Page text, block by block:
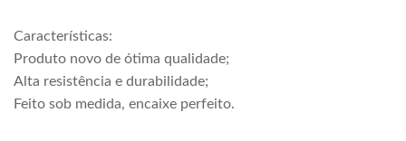
Características:
Produto novo de ótima qualidade;
Alta resistência e durabilidade;
Feito sob medida, encaixe perfeito.